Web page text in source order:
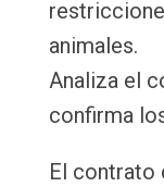
animales.
Analiza el
confirma
El contrato